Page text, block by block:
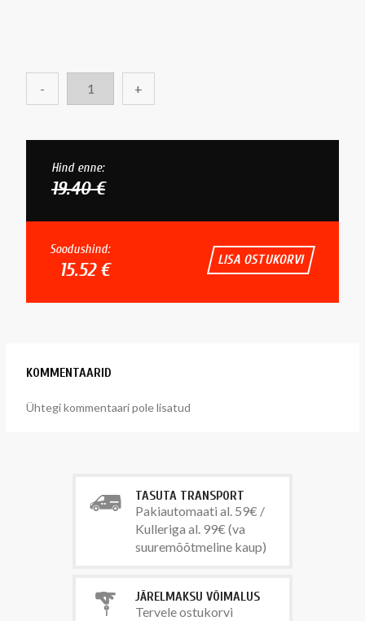
- +
Hind enne:
19.40 €
Soodushind:
15.52 € LISA OSTUKORVI
KOMMENTAARID
Ühtegi kommentaari pole lisatud
TASUTA TRANSPORT
Pakiautomaati al. 59€ /
Kulleriga al. 99€ (va
suuremõõtmeline kaup)
JÄRELMAKSU VÕIMALUS
Tervele ostukorvi